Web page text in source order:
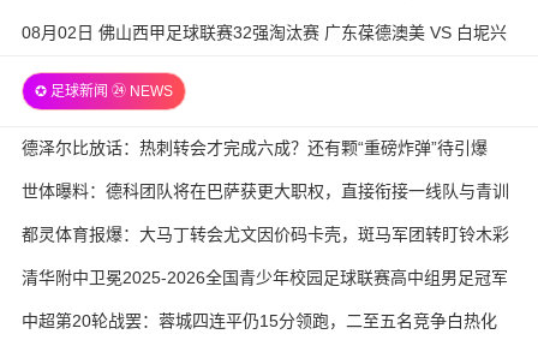
国澳门澳科精英 全场录像
08月02日 佛山西甲足球联赛32强淘汰赛 广东葆德澳美 VS 白坭兴
✪ 足球新闻 ㉔ NEWS
德泽尔比放话：热刺转会才完成六成？还有颗“重磅炸弹”待引爆
世体曝料：德科团队将在巴萨获更大职权，直接衔接一线队与青训
都灵体育报爆：大马丁转会尤文因价码卡壳，斑马军团转盯铃木彩
艳与维卡里奥
清华附中卫冕2025-2026全国青少年校园足球联赛高中组男足冠军
中超第20轮战罢：蓉城四连平仍15分领跑，二至五名竞争白热化